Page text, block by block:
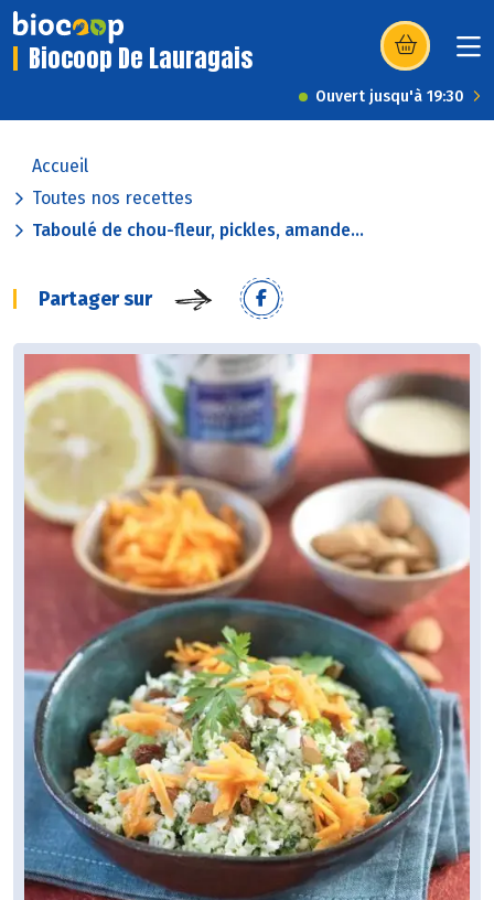
Biocoop De Lauragais (s’ouvre dans
Ouvert jusqu'à 19:30
Accueil
Toutes nos recettes
Taboulé de chou-fleur, pickles, amande...
Partager sur